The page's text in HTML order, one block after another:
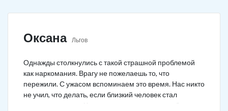
Оксана Льгов
Однажды столкнулись с такой страшной проблемой
как наркомания. Врагу не пожелаешь то, что
пережили. С ужасом вспоминаем это время. Нас никто
не учил, что делать, если близкий человек стал
наркозависимым. Честно говоря, надежды не было,